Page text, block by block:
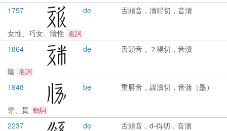
1757 dẹ 舌頭音，瀆得切，音瀆
女性、巧女、陰性 名詞
1864 dẹ 舌頭音，？得切，音瀆
陰 名詞
1948 bẹ 重唇音，謀瀆切，音蒲（墨）
穿、貫 動詞
2237 dẹ 舌頭音，d-得切，音瀆